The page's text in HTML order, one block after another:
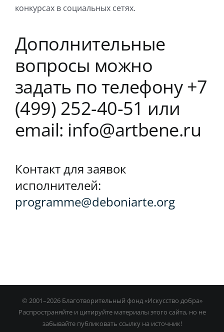
конкурсах в социальных сетях.
Дополнительные
вопросы можно
задать по телефону +7
(499) 252-40-51 или
email: info@artbene.ru
Контакт для заявок
исполнителей:
programme@deboniarte.org
© 2001–2026 Благотворительный фонд «Искусство добра»
Распространяйте и цитируйте материалы этого сайта, но не
забывайте публиковать ссылку на источник!